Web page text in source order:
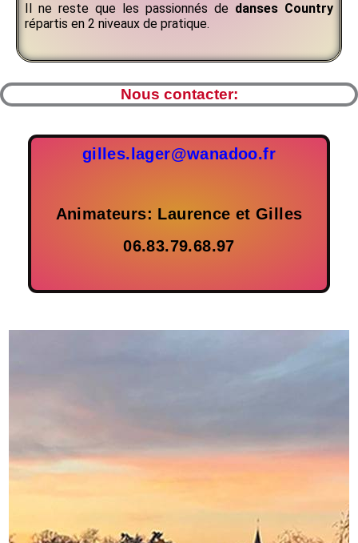
Il ne reste que les passionnés de danses Country
répartis en 2 niveaux de pratique.
Nous contacter:
gilles.lager@wanadoo.fr
Animateurs: Laurence et Gilles
06.83.79.68.97